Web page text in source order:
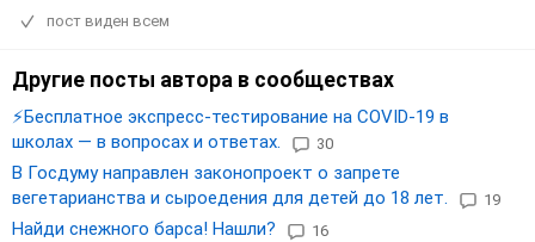
пост виден всем
Другие посты автора в сообществах
⚡️Бесплатное экспресс-тестирование на COVID-19 в
школах — в вопросах и ответах.
30
В Госдуму направлен законопроект о запрете
вегетарианства и сыроедения для детей до 18 лет.
19
Найди снежного барса! Нашли? 16